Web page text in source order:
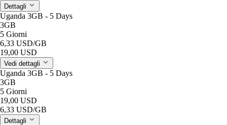
Dettagli
Uganda 3GB - 5 Days
3GB
5 Giorni
6,33 USD/GB
19,00 USD
Vedi dettagli
Uganda 3GB - 5 Days
3GB
5 Giorni
19,00 USD
6,33 USD/GB
Dettagli